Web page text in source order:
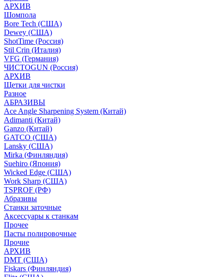
АРХИВ
Шомпола
Bore Tech (США)
Dewey (США)
ShotTime (Россия)
Stil Crin (Италия)
VFG (Германия)
ЧИСТОGUN (Россия)
АРХИВ
Щетки для чистки
Разное
АБРАЗИВЫ
Ace Angle Sharpening System (Китай)
Adimanti (Китай)
Ganzo (Китай)
GATCO (США)
Lansky (США)
Mirka (Финляндия)
Suehiro (Япония)
Wicked Edge (США)
Work Sharp (США)
TSPROF (РФ)
Абразивы
Станки заточные
Аксессуары к станкам
Прочее
Пасты полировочные
Прочие
АРХИВ
DMT (США)
Fiskars (Финляндия)